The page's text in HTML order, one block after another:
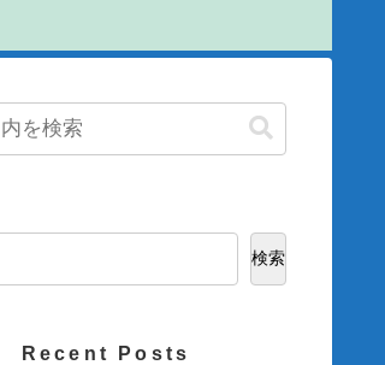
検索
Recent Posts